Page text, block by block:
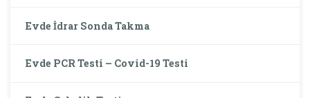
Evde İdrar Sonda Takma
Evde PCR Testi – Covid-19 Testi